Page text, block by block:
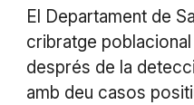
El Departament de
cribratge
després de la
amb deu casos